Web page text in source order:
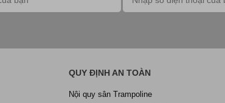
QUY ĐỊNH AN TOÀN
Nội quy sân Trampoline